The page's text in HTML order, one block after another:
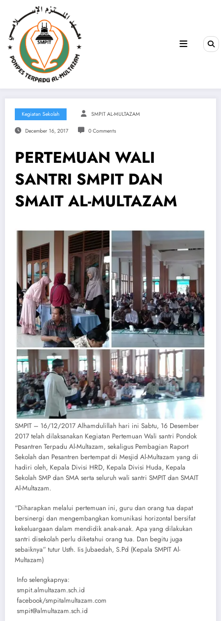
Kegiatan Sekolah SMPIT AL-MULTAZAM
December 16, 2017 0 Comments
PERTEMUAN WALI
SANTRI SMPIT DAN
SMAIT AL-MULTAZAM
SMPIT – 16/12/2017 Alhamdulillah hari ini Sabtu, 16 Desember
2017 telah dilaksanakan Kegiatan Pertemuan Wali santri Pondok
Pesantren Terpadu Al-Multazam, sekaligus Pembagian Raport
Sekolah dan Pesantren bertempat di Mesjid Al-Multazam yang di
hadiri oleh, Kepala Divisi HRD, Kepala Divisi Huda, Kepala
Sekolah SMP dan SMA serta seluruh wali santri SMPIT dan SMAIT
Al-Multazam.
“Diharapkan melalui pertemuan ini, guru dan orang tua dapat
bersinergi dan mengembangkan komunikasi horizontal bersifat
kekeluargaan dalam mendidik anak-anak. Apa yang dilakukan
santri disekolah perlu diketahui orang tua. Dan begitu juga
sebaiknya” tutur Usth. Iis Jubaedah, S.Pd (Kepala SMPIT Al-
Multazam)
Info selengkapnya:
smpit.almultazam.sch.id
facebook/smpitalmultazam.com
smpit@almultazam.sch.id